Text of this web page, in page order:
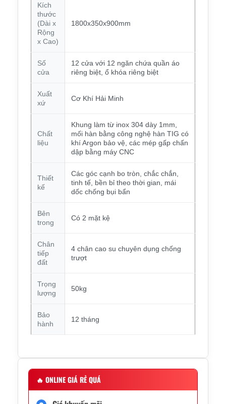
Kích
thước
(Dài x
Rộng
x Cao)
1800x350x900mm
Số
cửa
12 cửa với 12 ngăn chứa quần áo
riêng biệt, ổ khóa riêng biệt
Xuất
xứ
Cơ Khí Hải Minh
Chất
liệu
Khung làm từ inox 304 dày 1mm,
mối hàn bằng công nghệ hàn TIG có
khí Argon bảo vệ, các mép gấp chấn
dập bằng máy CNC
Thiết
kế
Các góc cạnh bo tròn, chắc chắn,
tinh tế, bền bỉ theo thời gian, mái
dốc chống bụi bẩn
Bên
trong
Có 2 mặt kệ
Chân
tiếp
đất
4 chân cao su chuyên dụng chống
trượt
Trọng
lượng
50kg
Bảo
hành
12 tháng
🔥 ONLINE GIÁ RẺ QUÁ